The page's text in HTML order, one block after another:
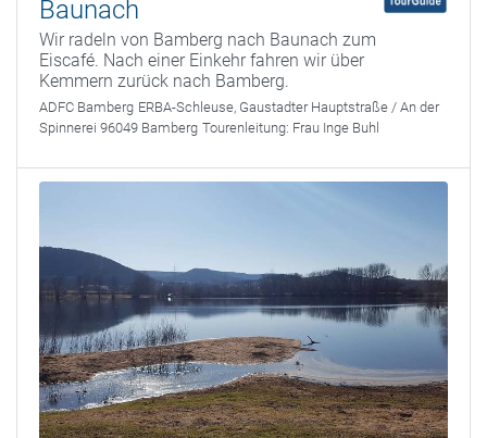
Baunach
Wir radeln von Bamberg nach Baunach zum
Eiscafé. Nach einer Einkehr fahren wir über
Kemmern zurück nach Bamberg.
ADFC Bamberg ERBA-Schleuse, Gaustadter Hauptstraße / An der
Spinnerei 96049 Bamberg Tourenleitung: Frau Inge Buhl